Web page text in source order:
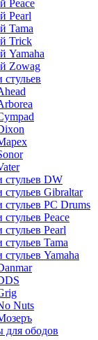
Peace
Pearl
Tama
Trick
Yamaha
Zowag
стульев
стульев DW
стульев Gibraltar
стульев PC Drums
Peace
стульев Pearl
стульев Tama
стульев Yamaha
Nuts
для ободов